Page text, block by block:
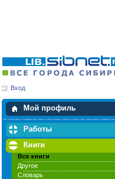
Вход
Мой профиль
Мои закладки
Работы
Книги
Все книги
Другое
Словарь